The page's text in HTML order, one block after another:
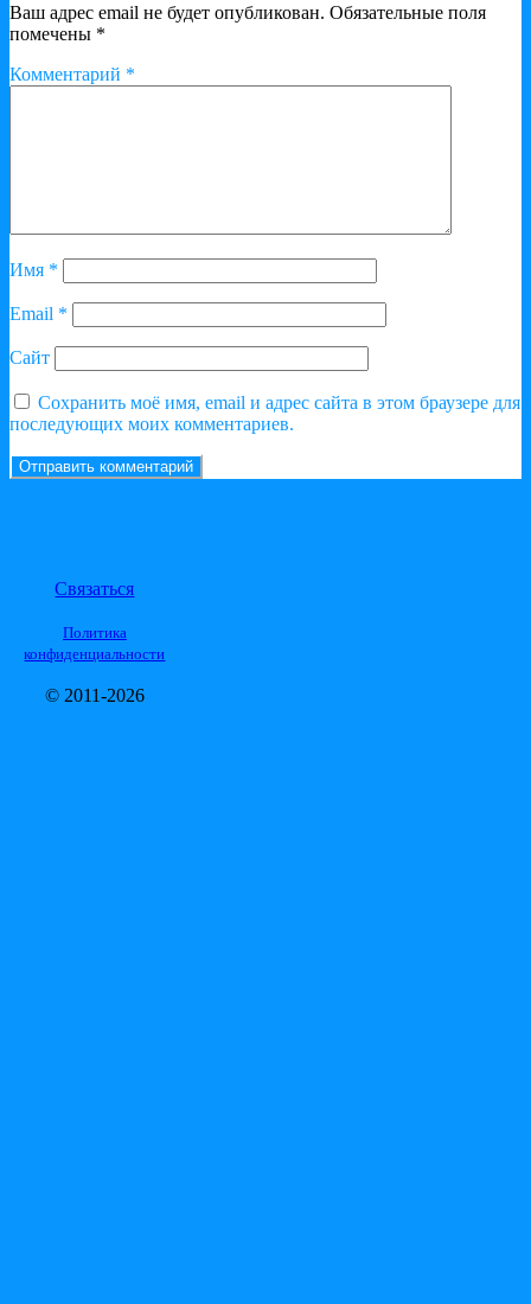
Ваш адрес email не будет опубликован. Обязательные поля
помечены *
Комментарий *
Имя *
Email *
Сайт
Сохранить моё имя, email и адрес сайта в этом браузере для
последующих моих комментариев.
Связаться
Политика
конфиденциальности
© 2011-2026